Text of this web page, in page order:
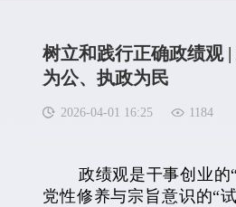
树立和践行正确政绩观
为公、执政为民
2026-04-01 16:25 1184
政绩观是干事创业的“
党性修养与宗旨意识的“